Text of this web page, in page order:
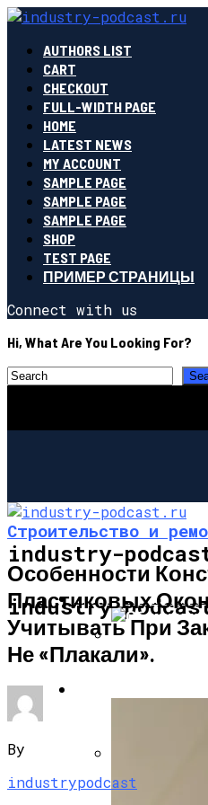
AUTHORS LIST
CART
CHECKOUT
FULL-WIDTH PAGE
HOME
LATEST NEWS
MY ACCOUNT
SAMPLE PAGE
SAMPLE PAGE
SAMPLE PAGE
SHOP
TEST PAGE
ПРИМЕР СТРАНИЦЫ
Connect with us
Hi, What Are You Looking For?
industry-
industry-
Облицовка
Строительство и
Особенности
Пластиковых
Учитывать При
Не «плакали».
By
industrypodcast